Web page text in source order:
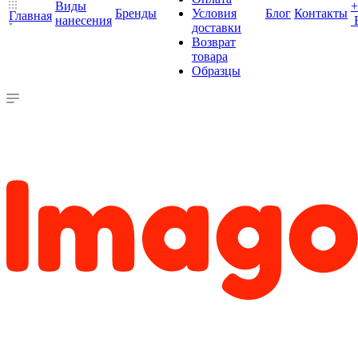
Главная
Виды
нанесения
Бренды
Условия
доставки
Возврат
товара
Образцы
Блог Контакты
+